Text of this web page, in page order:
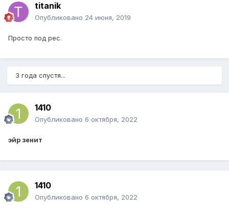
titanik
Опубликовано 24 июня, 2019
Просто под рес.
3 года спустя...
1410
Опубликовано 6 октября, 2022
эйр зенит
1410
Опубликовано 6 октября, 2022